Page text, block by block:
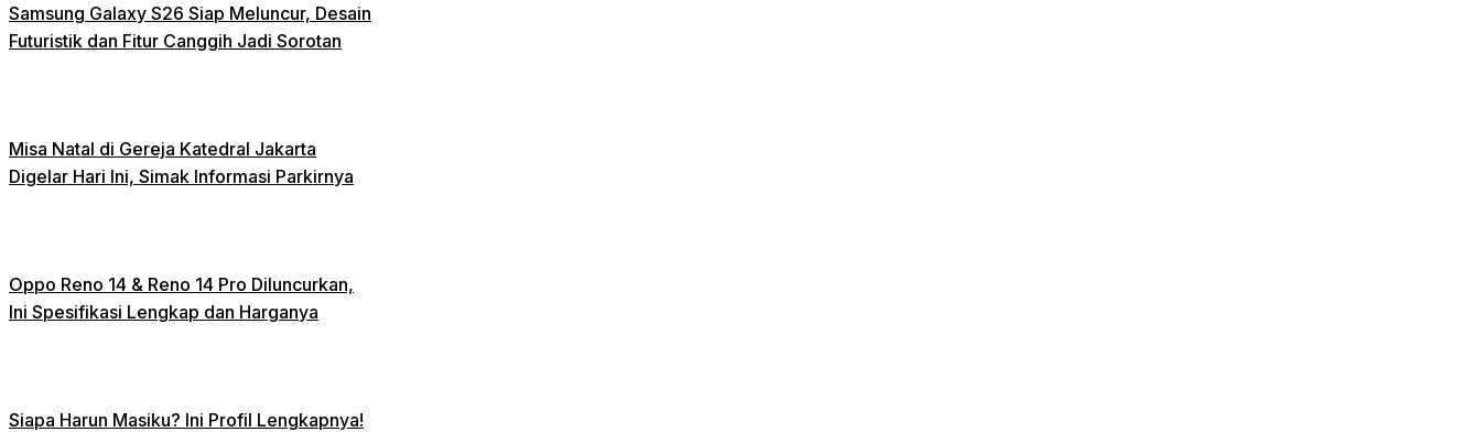
Samsung Galaxy S26 Siap Meluncur, Desain
Futuristik dan Fitur Canggih Jadi Sorotan
Misa Natal di Gereja Katedral Jakarta
Digelar Hari Ini, Simak Informasi Parkirnya
Oppo Reno 14 & Reno 14 Pro Diluncurkan,
Ini Spesifikasi Lengkap dan Harganya
Siapa Harun Masiku? Ini Profil Lengkapnya!